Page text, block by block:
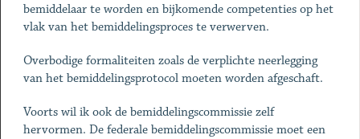
bemiddelaar te worden en bijkomende competenties op het
vlak van het bemiddelingsproces te verwerven.
Overbodige formaliteiten zoals de verplichte neerlegging
van het bemiddelingsprotocol moeten worden afgeschaft.
Voorts wil ik ook de bemiddelingscommissie zelf
hervormen. De federale bemiddelingscommissie moet een